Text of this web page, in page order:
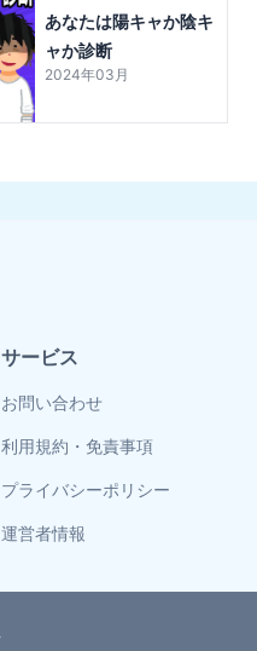
あなたは陽キャか陰キ
ャか診断
2024年03月
サービス
お問い合わせ
利用規約・免責事項
プライバシーポリシー
運営者情報